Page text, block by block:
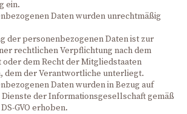
ein.
Daten wurden unrechtmäßig
der personenbezogenen Daten ist zur
rechtlichen Verpflichtung nach dem
dem Recht der Mitgliedstaaten
dem der Verantwortliche unterliegt.
Daten wurden in Bezug auf
der Informationsgesellschaft gemäß
GVO erhoben.